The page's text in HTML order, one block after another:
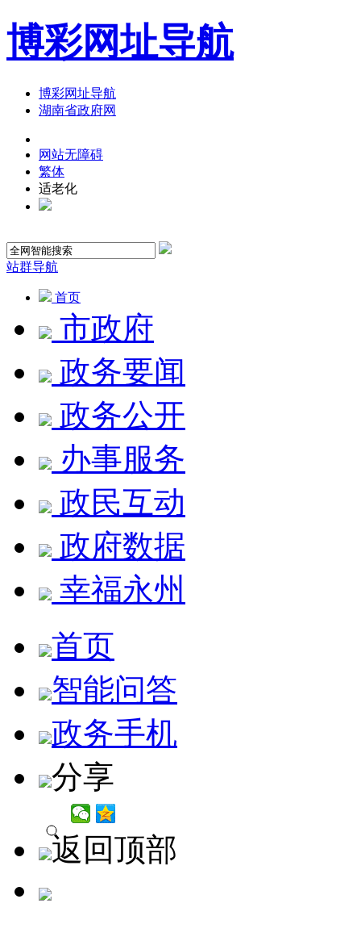
博彩网址导航
博彩网址导航
湖南省政府网
网站无障碍
繁体
适老化
站群导航
首页
市政府
政务要闻
政务公开
办事服务
政民互动
政府数据
幸福永州
首页
智能问答
政务手机
分享
返回顶部